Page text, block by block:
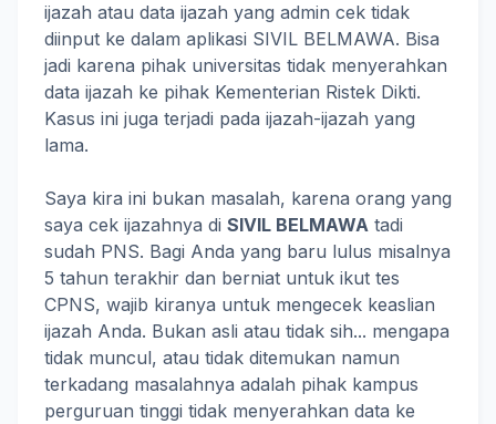
ijazah atau data ijazah yang admin cek tidak
diinput ke dalam aplikasi SIVIL BELMAWA. Bisa
jadi karena pihak universitas tidak menyerahkan
data ijazah ke pihak Kementerian Ristek Dikti.
Kasus ini juga terjadi pada ijazah-ijazah yang
lama.
Saya kira ini bukan masalah, karena orang yang
saya cek ijazahnya di SIVIL BELMAWA tadi
sudah PNS. Bagi Anda yang baru lulus misalnya
5 tahun terakhir dan berniat untuk ikut tes
CPNS, wajib kiranya untuk mengecek keaslian
ijazah Anda. Bukan asli atau tidak sih... mengapa
tidak muncul, atau tidak ditemukan namun
terkadang masalahnya adalah pihak kampus
perguruan tinggi tidak menyerahkan data ke